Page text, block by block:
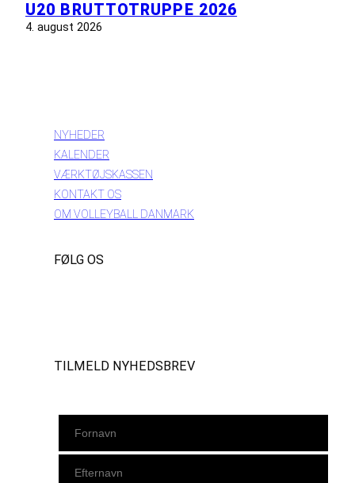
U20 BRUTTOTRUPPE 2026
4. august 2026
NYHEDER
KALENDER
VÆRKTØJSKASSEN
KONTAKT OS
OM VOLLEYBALL DANMARK
FØLG OS
TILMELD NYHEDSBREV